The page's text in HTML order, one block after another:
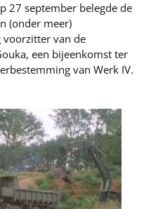
27 september belegde de
(onder meer)
van de
een bijeenkomst ter
van Werk IV.